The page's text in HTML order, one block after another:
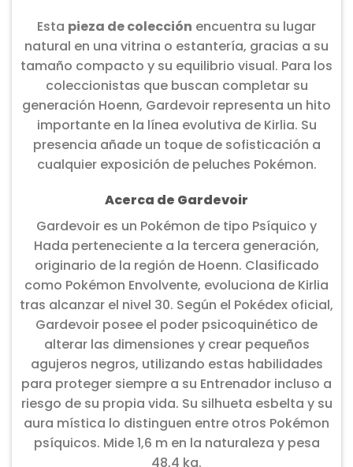
Esta pieza de colección encuentra su lugar
natural en una vitrina o estantería, gracias a su
tamaño compacto y su equilibrio visual. Para los
coleccionistas que buscan completar su
generación Hoenn, Gardevoir representa un hito
importante en la línea evolutiva de Kirlia. Su
presencia añade un toque de sofisticación a
cualquier exposición de peluches Pokémon.
Acerca de Gardevoir
Gardevoir es un Pokémon de tipo Psíquico y
Hada perteneciente a la tercera generación,
originario de la región de Hoenn. Clasificado
como Pokémon Envolvente, evoluciona de Kirlia
tras alcanzar el nivel 30. Según el Pokédex oficial,
Gardevoir posee el poder psicoquinético de
alterar las dimensiones y crear pequeños
agujeros negros, utilizando estas habilidades
para proteger siempre a su Entrenador incluso a
riesgo de su propia vida. Su silhueta esbelta y su
aura mística lo distinguen entre otros Pokémon
psíquicos. Mide 1,6 m en la naturaleza y pesa
48,4 kg.